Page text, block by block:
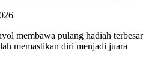
membawa pulang hadiah terbesar
memastikan diri menjadi juara